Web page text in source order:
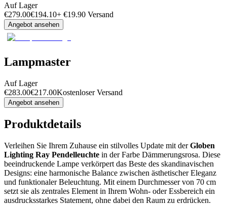
Auf Lager
€279.00€194.10+ €19.90 Versand
Angebot ansehen
Lampmaster
Auf Lager
€283.00€217.00Kostenloser Versand
Angebot ansehen
Produktdetails
Verleihen Sie Ihrem Zuhause ein stilvolles Update mit derGloben
Lighting Ray Pendelleuchte in der Farbe Dämmerungsrosa. Diese
beeindruckende Lampe verkörpert das Beste des skandinavischen
Designs: eine harmonische Balance zwischen ästhetischer Eleganz
und funktionaler Beleuchtung. Mit einem Durchmesser von 70 cm
setzt sie als zentrales Element in Ihrem Wohn- oder Essbereich ein
ausdrucksstarkes Statement, ohne dabei den Raum zu erdrücken.